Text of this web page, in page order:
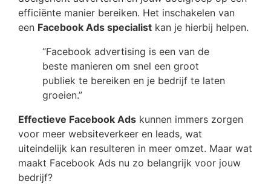
efficiënte manier bereiken. Het inschakelen van
een Facebook Ads specialist kan je hierbij helpen.
“Facebook advertising is een van de
beste manieren om snel een groot
publiek te bereiken en je bedrijf te laten
groeien.”
Effectieve Facebook Ads kunnen immers zorgen
voor meer websiteverkeer en leads, wat
uiteindelijk kan resulteren in meer omzet. Maar wat
maakt Facebook Ads nu zo belangrijk voor jouw
bedrijf?